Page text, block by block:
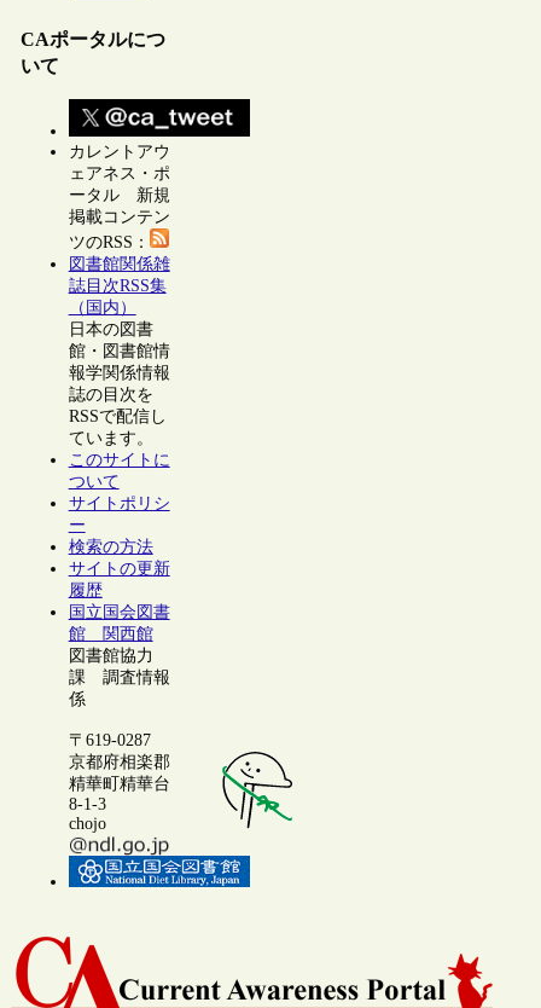
CAポータルにつ
いて
カレントアウ
ェアネス・ポ
ータル 新規
掲載コンテン
ツのRSS：
図書館関係雑
誌目次RSS集
（国内）
日本の図書
館・図書館情
報学関係情報
誌の目次を
RSSで配信し
ています。
このサイトに
ついて
サイトポリシ
ー
検索の方法
サイトの更新
履歴
国立国会図書
館 関西館
図書館協力
課 調査情報
係
〒619-0287
京都府相楽郡
精華町精華台
8-1-3
chojo